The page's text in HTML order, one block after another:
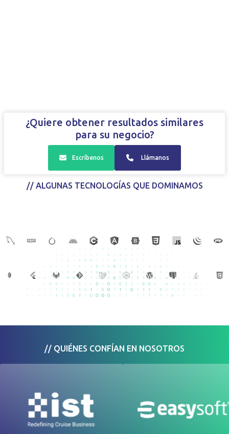
¿Quiere obtener resultados similares
para su negocio?
Escríbenos Llámanos
// ALGUNAS TECNOLOGÍAS QUE DOMINAMOS
// QUIÉNES CONFÍAN EN NOSOTROS